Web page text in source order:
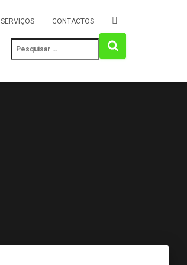
SERVIÇOS CONTACTOS